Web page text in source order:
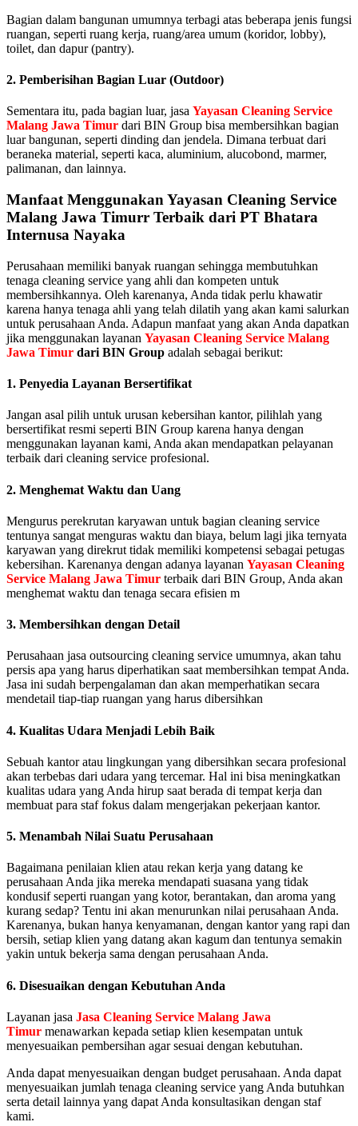
Bagian dalam bangunan umumnya terbagi atas beberapa jenis fungsi
ruangan, seperti ruang kerja, ruang/area umum (koridor, lobby),
toilet, dan dapur (pantry).
2. Pemberisihan Bagian Luar (Outdoor)
Sementara itu, pada bagian luar, jasa Yayasan Cleaning Service
Malang Jawa Timur dari BIN Group bisa membersihkan bagian
luar bangunan, seperti dinding dan jendela. Dimana terbuat dari
beraneka material, seperti kaca, aluminium, alucobond, marmer,
palimanan, dan lainnya.
Manfaat Menggunakan Yayasan Cleaning Service
Malang Jawa Timurr Terbaik dari PT Bhatara
Internusa Nayaka
Perusahaan memiliki banyak ruangan sehingga membutuhkan
tenaga cleaning service yang ahli dan kompeten untuk
membersihkannya. Oleh karenanya, Anda tidak perlu khawatir
karena hanya tenaga ahli yang telah dilatih yang akan kami salurkan
untuk perusahaan Anda. Adapun manfaat yang akan Anda dapatkan
jika menggunakan layanan Yayasan Cleaning Service Malang
Jawa Timur dari BIN Group adalah sebagai berikut:
1. Penyedia Layanan Bersertifikat
Jangan asal pilih untuk urusan kebersihan kantor, pilihlah yang
bersertifikat resmi seperti BIN Group karena hanya dengan
menggunakan layanan kami, Anda akan mendapatkan pelayanan
terbaik dari cleaning service profesional.
2. Menghemat Waktu dan Uang
Mengurus perekrutan karyawan untuk bagian cleaning service
tentunya sangat menguras waktu dan biaya, belum lagi jika ternyata
karyawan yang direkrut tidak memiliki kompetensi sebagai petugas
kebersihan. Karenanya dengan adanya layanan Yayasan Cleaning
Service Malang Jawa Timur terbaik dari BIN Group, Anda akan
menghemat waktu dan tenaga secara efisien m
3. Membersihkan dengan Detail
Perusahaan jasa outsourcing cleaning service umumnya, akan tahu
persis apa yang harus diperhatikan saat membersihkan tempat Anda.
Jasa ini sudah berpengalaman dan akan memperhatikan secara
mendetail tiap-tiap ruangan yang harus dibersihkan
4. Kualitas Udara Menjadi Lebih Baik
Sebuah kantor atau lingkungan yang dibersihkan secara profesional
akan terbebas dari udara yang tercemar. Hal ini bisa meningkatkan
kualitas udara yang Anda hirup saat berada di tempat kerja dan
membuat para staf fokus dalam mengerjakan pekerjaan kantor.
5. Menambah Nilai Suatu Perusahaan
Bagaimana penilaian klien atau rekan kerja yang datang ke
perusahaan Anda jika mereka mendapati suasana yang tidak
kondusif seperti ruangan yang kotor, berantakan, dan aroma yang
kurang sedap? Tentu ini akan menurunkan nilai perusahaan Anda.
Karenanya, bukan hanya kenyamanan, dengan kantor yang rapi dan
bersih, setiap klien yang datang akan kagum dan tentunya semakin
yakin untuk bekerja sama dengan perusahaan Anda.
6. Disesuaikan dengan Kebutuhan Anda
Layanan jasa Jasa Cleaning Service Malang Jawa
Timur menawarkan kepada setiap klien kesempatan untuk
menyesuaikan pembersihan agar sesuai dengan kebutuhan.
Anda dapat menyesuaikan dengan budget perusahaan. Anda dapat
menyesuaikan jumlah tenaga cleaning service yang Anda butuhkan
serta detail lainnya yang dapat Anda konsultasikan dengan staf
kami.